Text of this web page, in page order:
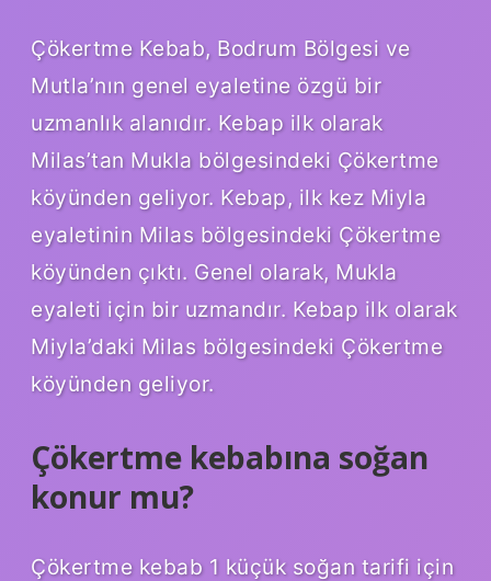
Çökertme Kebab, Bodrum Bölgesi ve
Mutla’nın genel eyaletine özgü bir
uzmanlık alanıdır. Kebap ilk olarak
Milas’tan Mukla bölgesindeki Çökertme
köyünden geliyor. Kebap, ilk kez Miyla
eyaletinin Milas bölgesindeki Çökertme
köyünden çıktı. Genel olarak, Mukla
eyaleti için bir uzmandır. Kebap ilk olarak
Miyla’daki Milas bölgesindeki Çökertme
köyünden geliyor.
Çökertme kebabına soğan
konur mu?
Çökertme kebab 1 küçük soğan tarifi için